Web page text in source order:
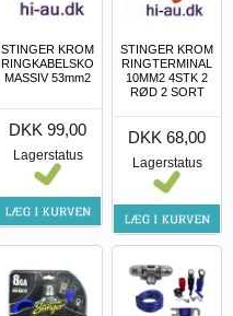
STINGER KROM
RINGKABELSKO
MASSIV 53mm2
DKK 99,00
Lagerstatus
STINGER KROM
RINGTERMINAL
10MM2 4STK 2
RØD 2 SORT
DKK 68,00
Lagerstatus